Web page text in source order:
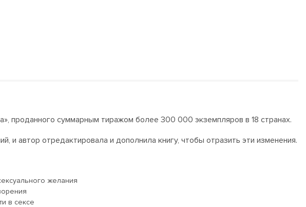
проданного суммарным тиражом более 300 000 экземпляров в 18 странах.
автор отредактировала и дополнила книгу, чтобы отразить эти изменения.
желания
в сексе